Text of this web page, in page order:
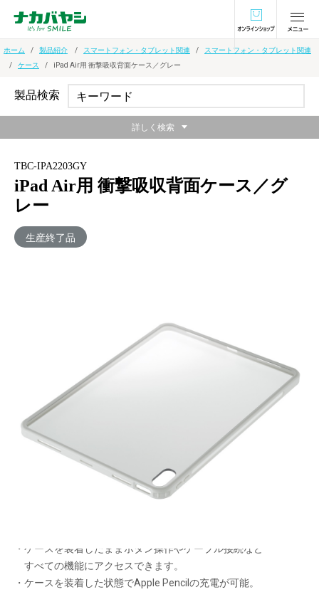
オンラインショ
ホーム 製品紹介 スマートフォン・タブレット関連
スマートフォン・タブレット関連
ケース
iPad Air用 衝撃吸収背面ケース／グレー
TBC-IPA2203GY
iPad Air用 衝撃吸収背面ケース／グ
レー
生産終了品
背面・側面をすっきり守る
メーカー希望小売価格：
¥3,260
生産終了品
・シンプルで丈夫な衝撃吸収背面ケース。
・ケースを装着したままボタン操作やケーブル接続など
すべての機能にアクセスできます。
・ケースを装着した状態でApple Pencilの充電が可能。
製品検索
詳しく検索